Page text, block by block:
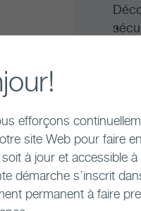
efforçons
site Web pour faire
à jour et accessible
démarche s’inscrit
permanent à faire